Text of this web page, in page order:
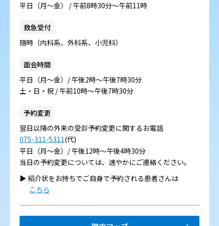
平日（月～金） / 午前8時30分～午前11時
救急受付
随時（内科系、外科系、小児科）
面会時間
平日（月～金）/ 午後2時～午後7時30分
土・日・祝 / 午前10時～午後7時30分
予約変更
翌日以降の外来の受診予約変更に関するお電話
075-311-5311(代)
平日（月～金）/ 午後12時～午後4時30分
当日の予約変更については、速やかにご連絡ください。
▶︎ 紹介状をお持ちでご自身で予約される患者さんは
こちら